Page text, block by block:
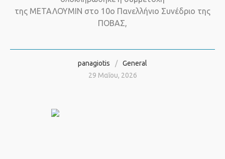
της ΜΕΤΑΛΟΥΜΙΝ στο 10ο Πανελλήνιο Συνέδριο της
ΠΟΒΑΣ,
panagiotis
General
29 Μαΐου, 2026